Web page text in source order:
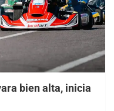
bien alta, inicia